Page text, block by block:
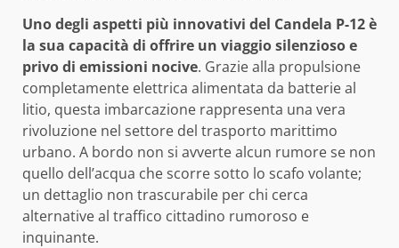
Uno degli aspetti più innovativi del Candela P-12 è
la sua capacità di offrire un viaggio silenzioso e
privo di emissioni nocive. Grazie alla propulsione
completamente elettrica alimentata da batterie al
litio, questa imbarcazione rappresenta una vera
rivoluzione nel settore del trasporto marittimo
urbano. A bordo non si avverte alcun rumore se non
quello dell’acqua che scorre sotto lo scafo volante;
un dettaglio non trascurabile per chi cerca
alternative al traffico cittadino rumoroso e
inquinante.